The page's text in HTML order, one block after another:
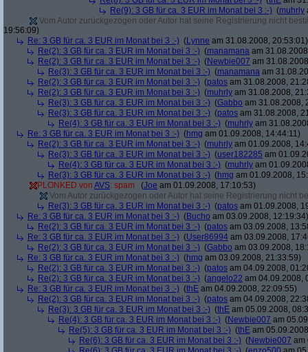
Re(9): 3 GB für ca. 3 EUR im Monat bei 3 :-) (muhrly
Vom Autor zurückgezogen oder Autor hat seine Registrierung nicht
19:56:09)
Re: 3 GB für ca. 3 EUR im Monat bei 3 :-) (Lynne am 31.08.2008, 20:53:01)
Re(2): 3 GB für ca. 3 EUR im Monat bei 3 :-) (manamana am
Re(2): 3 GB für ca. 3 EUR im Monat bei 3 :-) (Newbie007 am
Re(3): 3 GB für ca. 3 EUR im Monat bei 3 :-) (manamana am
Re(2): 3 GB für ca. 3 EUR im Monat bei 3 :-) (patos am 31.08.2008,
Re(2): 3 GB für ca. 3 EUR im Monat bei 3 :-) (muhrly am 31.08.2008,
Re(3): 3 GB für ca. 3 EUR im Monat bei 3 :-) (Gabbo am 31.08.2008,
Re(3): 3 GB für ca. 3 EUR im Monat bei 3 :-) (patos am 31.08.2008,
Re(4): 3 GB für ca. 3 EUR im Monat bei 3 :-) (muhrly am
Re: 3 GB für ca. 3 EUR im Monat bei 3 :-) (hmg am 01.09.2008, 14:44:11)
Re(2): 3 GB für ca. 3 EUR im Monat bei 3 :-) (muhrly am 01.09.2008,
Re(3): 3 GB für ca. 3 EUR im Monat bei 3 :-) (user182285 am
Re(4): 3 GB für ca. 3 EUR im Monat bei 3 :-) (muhrly am
Re(3): 3 GB für ca. 3 EUR im Monat bei 3 :-) (hmg am 01.09.2008,
PLONKED von AVS: spam (Joe am 01.09.2008, 17:10:53)
Vom Autor zurückgezogen oder Autor hat seine Registrierung nicht
Re(3): 3 GB für ca. 3 EUR im Monat bei 3 :-) (patos am 01.09.2008,
Re: 3 GB für ca. 3 EUR im Monat bei 3 :-) (Bucho am 03.09.2008, 12:19:34)
Re(2): 3 GB für ca. 3 EUR im Monat bei 3 :-) (patos am 03.09.2008,
Re: 3 GB für ca. 3 EUR im Monat bei 3 :-) (User86994 am 03.09.2008,
Re(2): 3 GB für ca. 3 EUR im Monat bei 3 :-) (Gabbo am 03.09.2008,
Re: 3 GB für ca. 3 EUR im Monat bei 3 :-) (hmg am 03.09.2008, 21:33:59)
Re(2): 3 GB für ca. 3 EUR im Monat bei 3 :-) (patos am 04.09.2008,
Re(2): 3 GB für ca. 3 EUR im Monat bei 3 :-) (angelo22 am 04.09.2008,
Re: 3 GB für ca. 3 EUR im Monat bei 3 :-) (thE am 04.09.2008, 22:09:55)
Re(2): 3 GB für ca. 3 EUR im Monat bei 3 :-) (patos am 04.09.2008,
Re(3): 3 GB für ca. 3 EUR im Monat bei 3 :-) (thE am 05.09.2008,
Re(4): 3 GB für ca. 3 EUR im Monat bei 3 :-) (Newbie007 am
Re(5): 3 GB für ca. 3 EUR im Monat bei 3 :-) (thE am
Re(6): 3 GB für ca. 3 EUR im Monat bei 3 :-) (Newbie007 am